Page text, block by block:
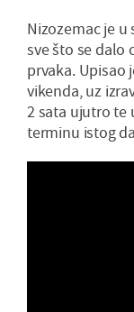
Nizozemac je u
sve što se dalo
prvaka. Upisao
vikenda, uz
2 sata ujutro te
terminu istog